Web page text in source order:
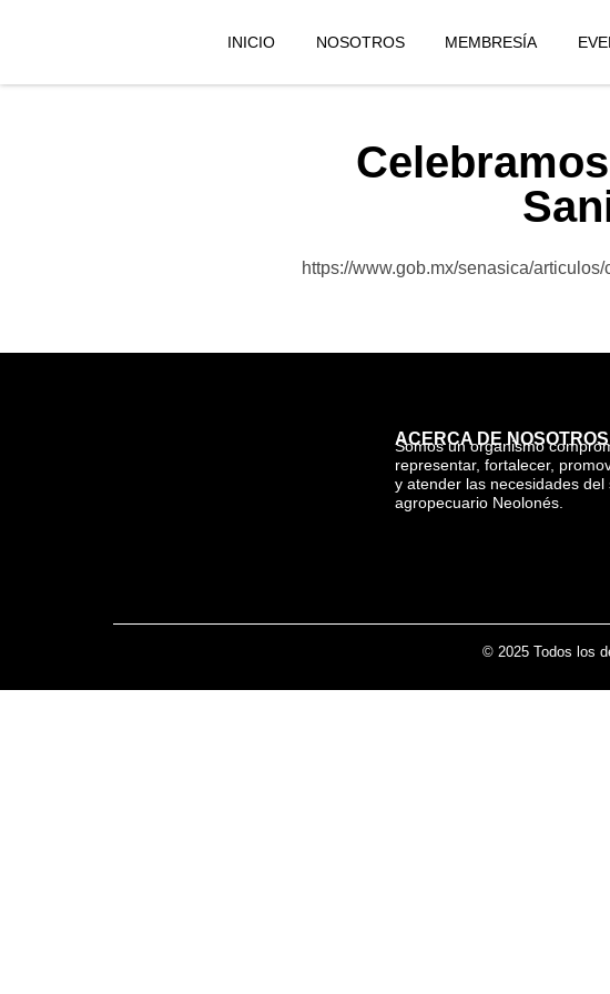
INICIO NOSOTROS MEMBRESÍA
https://www.gob.mx/senasica/
ACERCA DE NOSOTROS
Somos un organismo
representar, fortalecer,
y atender las necesidades del
agropecuario Neolonés.
© 2025 Todos los